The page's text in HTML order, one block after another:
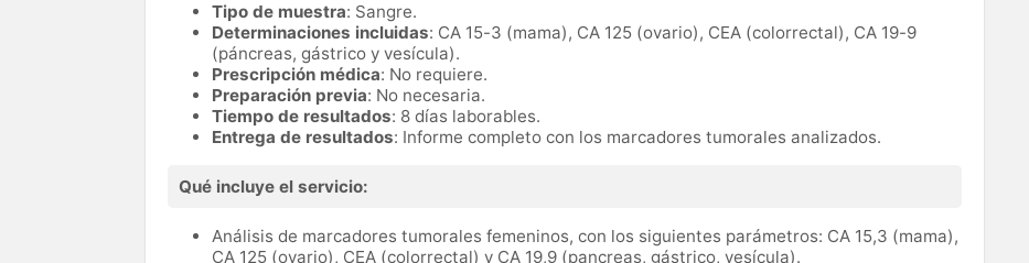
Tipo de muestra: Sangre.
Determinaciones incluidas: CA 15-3 (mama), CA 125 (ovario), CEA (colorrectal), CA 19-9
(páncreas, gástrico y vesícula).
Prescripción médica: No requiere.
Preparación previa: No necesaria.
Tiempo de resultados: 8 días laborables.
Entrega de resultados: Informe completo con los marcadores tumorales analizados.
Qué incluye el servicio:
Análisis de marcadores tumorales femeninos, con los siguientes parámetros: CA 15,3 (mama),
CA 125 (ovario), CEA (colorrectal) y CA 19,9 (pancreas, gástrico, vesícula).